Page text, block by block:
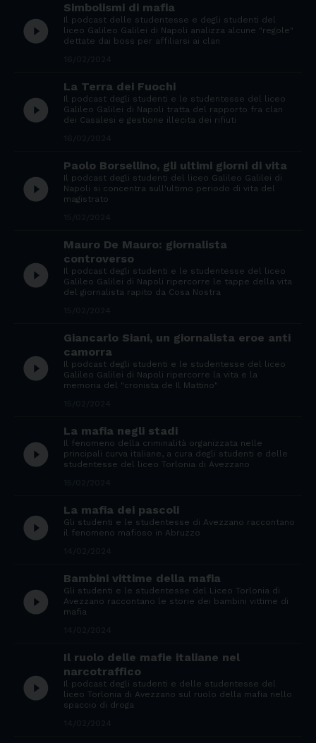
play_circle_filled
Simbolismi di mafia
Il podcast delle studentesse e degli studenti del
liceo Galileo Galilei di Napoli analizza alcune "regole"
dettate dai boss per affiliarsi ai clan
play_circle_filled
La Terra dei Fuochi
Il podcast degli studenti e le studentesse del liceo
Galileo Galilei di Napoli tratta del rapporto fra clan
dei Casalesi e gestione illecita dei rifiuti
play_circle_filled
Paolo Borsellino, gli ultimi giorni di vita
Il podcast degli studenti del liceo Galileo Galilei di
Napoli si concentra sull'ultimo periodo di vita del
magistrato
play_circle_filled
Mauro De Mauro: giornalista
controverso
Il podcast degli studenti e le studentesse del liceo
Galileo Galilei di Napoli ripercorre le tappe della vita
del giornalista rapito da Cosa Nostra
play_circle_filled
Giancarlo Siani, un giornalista eroe anti
camorra
Il podcast degli studenti e le studentesse del liceo
Galileo Galilei di Napoli ripercorre la vita e la
memoria del "cronista de Il Mattino"
play_circle_filled
La mafia negli stadi
Il fenomeno della criminalità organizzata nelle
principali curva italiane, a cura degli studenti e delle
studentesse del liceo Torlonia di Avezzano
play_circle_filled
La mafia dei pascoli
Gli studenti e le studentesse di Avezzano raccontano
il fenomeno mafioso in Abruzzo
play_circle_filled
Bambini vittime della mafia
Gli studenti e le studentesse del Liceo Torlonia di
Avezzano raccontano le storie dei bambini vittime di
mafia
play_circle_filled
Il ruolo delle mafie italiane nel
narcotraffico
Il podcast degli studenti e delle studentesse del
liceo Torlonia di Avezzano sul ruolo della mafia nello
spaccio di droga